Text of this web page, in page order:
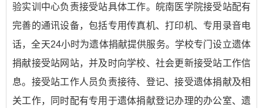
验实训中心负责接受站具体工作。皖南医学院接受站配有
完善的通讯设备，包括专用传真机、打印机、专用录音电
话，全天24小时为遗体捐献提供服务。学校专门设立遗体
捐献接受站网站，并及时向学校、社会更新接受站工作信
息。接受站工作人员负责接待、登记、接受遗体捐献及相
关工作，同时配有专用于遗体捐献登记办理的办公室、遗